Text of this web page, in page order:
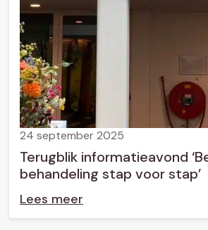
Terugblik informatieavond
behandeling stap voor stap’
24 september 2025
Lees meer